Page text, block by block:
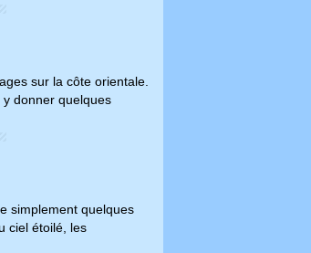
sur la côte orientale.
donner quelques
simplement quelques
ciel étoilé, les